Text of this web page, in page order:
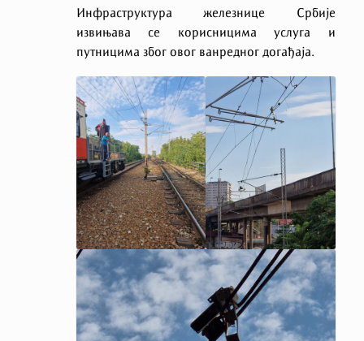
Инфраструктура железнице Србије
извињава се корисницима услуга и
путницима због овог ванредног догађаја.